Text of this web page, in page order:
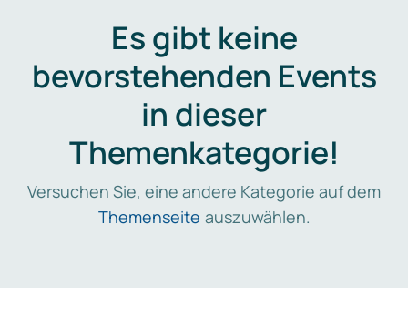
Es gibt keine
bevorstehenden Events
in dieser
Themenkategorie!
Versuchen Sie, eine andere Kategorie auf dem
Themenseite auszuwählen.